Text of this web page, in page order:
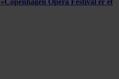
Opera Festival er et